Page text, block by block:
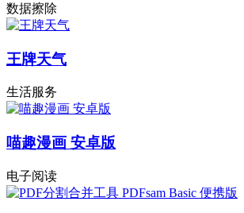
数据擦除
王牌天气
生活服务
喵趣漫画 安卓版
电子阅读